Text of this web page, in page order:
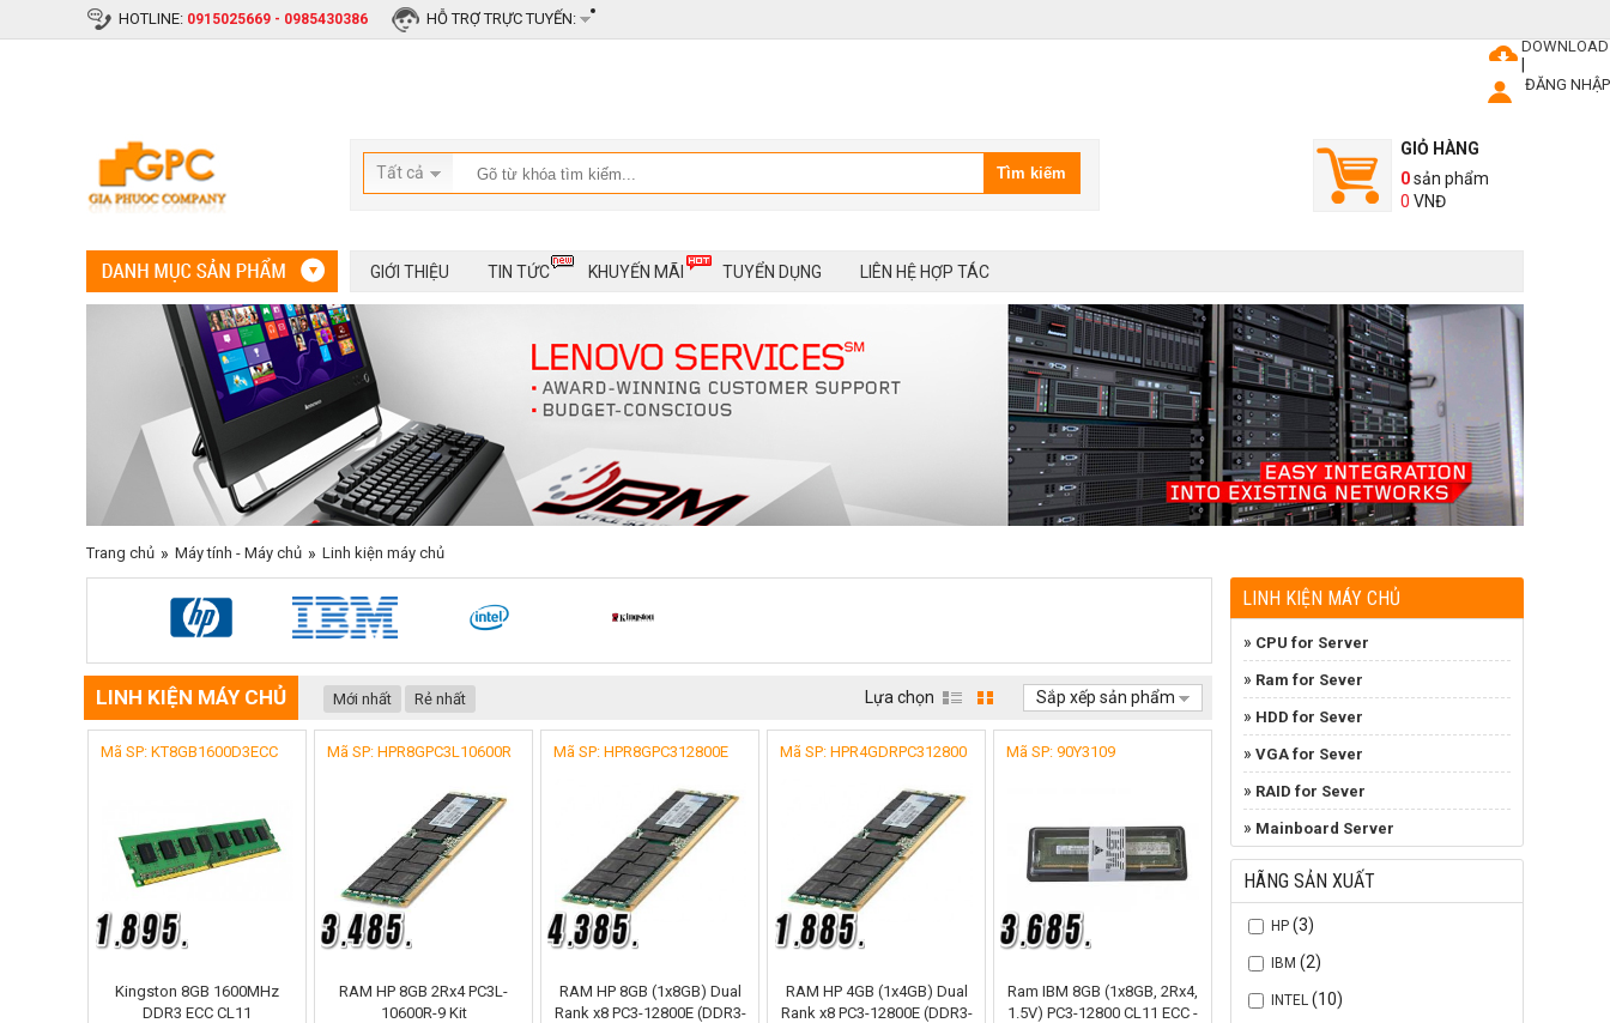
HOTLINE: 0915025669 - 0985430386
HỖ TRỢ TRỰC TUYẾN:
DOWNLOAD
ĐĂNG NHẬP
Tất cả
GIỎ HÀNG
0sản phẩm
0 VNĐ
GIỚI THIỆU TIN TỨC KHUYẾN MÃI TUYỂN DỤNG LIÊN HỆ HỢP TÁC
Trang chủ » Máy tính - Máy chủ » Linh kiện máy chủ
LINH KIỆN MÁY CHỦ Mới nhất Rẻ nhất Sắp xếp sản phẩm
Lựa chọn
Mã SP: KT8GB1600D3ECC
Kingston 8GB 1600MHz
DDR3 ECC CL11
Mã SP: HPR8GPC3L10600R
RAM HP 8GB 2Rx4 PC3L-
10600R-9 Kit
Mã SP: HPR8GPC312800E
RAM HP 8GB (1x8GB) Dual
Rank x8 PC3-12800E (DDR3-
Mã SP: HPR4GDRPC312800
RAM HP 4GB (1x4GB) Dual
Rank x8 PC3-12800E (DDR3-
Mã SP: 90Y3109
Ram IBM 8GB (1x8GB, 2Rx4,
1.5V) PC3-12800 CL11 ECC -
LINH KIỆN MÁY CHỦ
» CPU for Server
» Ram for Sever
» HDD for Sever
» VGA for Sever
» RAID for Sever
» Mainboard Server
HÃNG SẢN XUẤT
HP (3)
IBM (2)
INTEL (10)